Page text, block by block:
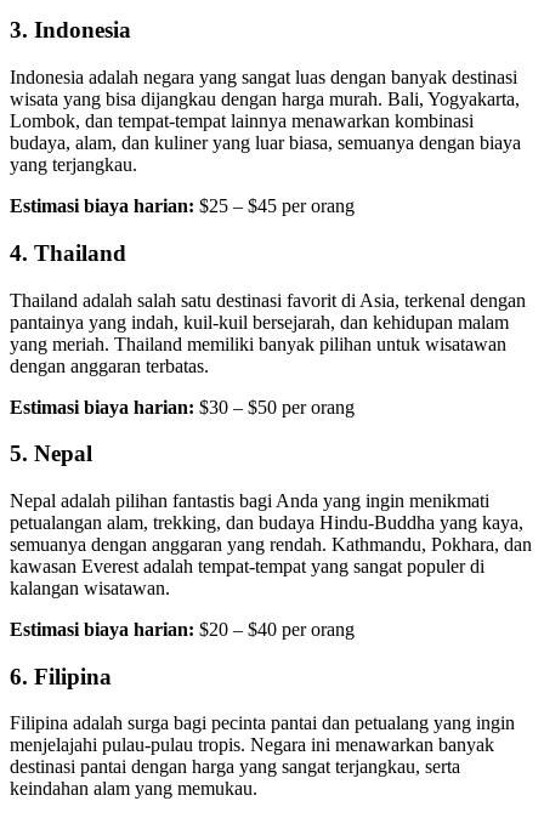
3. Indonesia
Indonesia adalah negara yang sangat luas dengan banyak destinasi
wisata yang bisa dijangkau dengan harga murah. Bali, Yogyakarta,
Lombok, dan tempat-tempat lainnya menawarkan kombinasi
budaya, alam, dan kuliner yang luar biasa, semuanya dengan biaya
yang terjangkau.
Estimasi biaya harian: $25 – $45 per orang
4. Thailand
Thailand adalah salah satu destinasi favorit di Asia, terkenal dengan
pantainya yang indah, kuil-kuil bersejarah, dan kehidupan malam
yang meriah. Thailand memiliki banyak pilihan untuk wisatawan
dengan anggaran terbatas.
Estimasi biaya harian: $30 – $50 per orang
5. Nepal
Nepal adalah pilihan fantastis bagi Anda yang ingin menikmati
petualangan alam, trekking, dan budaya Hindu-Buddha yang kaya,
semuanya dengan anggaran yang rendah. Kathmandu, Pokhara, dan
kawasan Everest adalah tempat-tempat yang sangat populer di
kalangan wisatawan.
Estimasi biaya harian: $20 – $40 per orang
6. Filipina
Filipina adalah surga bagi pecinta pantai dan petualang yang ingin
menjelajahi pulau-pulau tropis. Negara ini menawarkan banyak
destinasi pantai dengan harga yang sangat terjangkau, serta
keindahan alam yang memukau.